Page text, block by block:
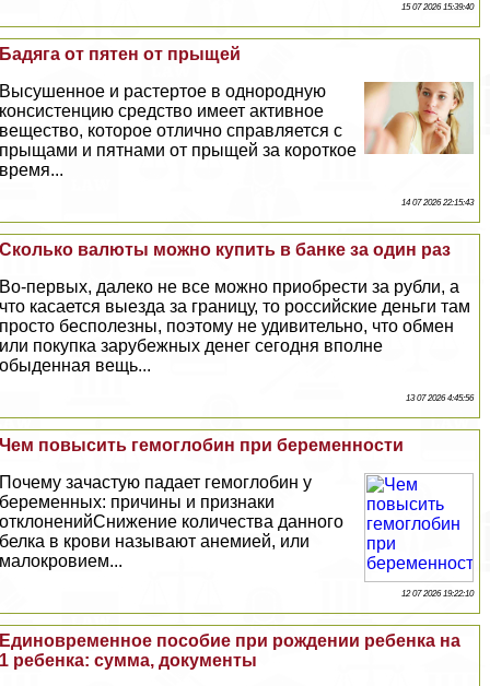
15 07 2026 15:39:40
Бадяга от пятен от прыщей
Высушенное и растертое в однородную
консистенцию средство имеет активное
вещество, которое отлично справляется с
прыщами и пятнами от прыщей за короткое
время...
14 07 2026 22:15:43
Сколько валюты можно купить в банке за один раз
Во-первых, далеко не все можно приобрести за рубли, а
что касается выезда за границу, то российские деньги там
просто бесполезны, поэтому не удивительно, что обмен
или покупка зарубежных денег сегодня вполне
обыденная вещь...
13 07 2026 4:45:56
Чем повысить гемоглобин при беременности
Почему зачастую падает гемоглобин у
беременных: причины и признаки
отклоненийСнижение количества данного
белка в крови называют анемией, или
малокровием...
12 07 2026 19:22:10
Единовременное пособие при рождении ребенка на
1 ребенка: сумма, документы